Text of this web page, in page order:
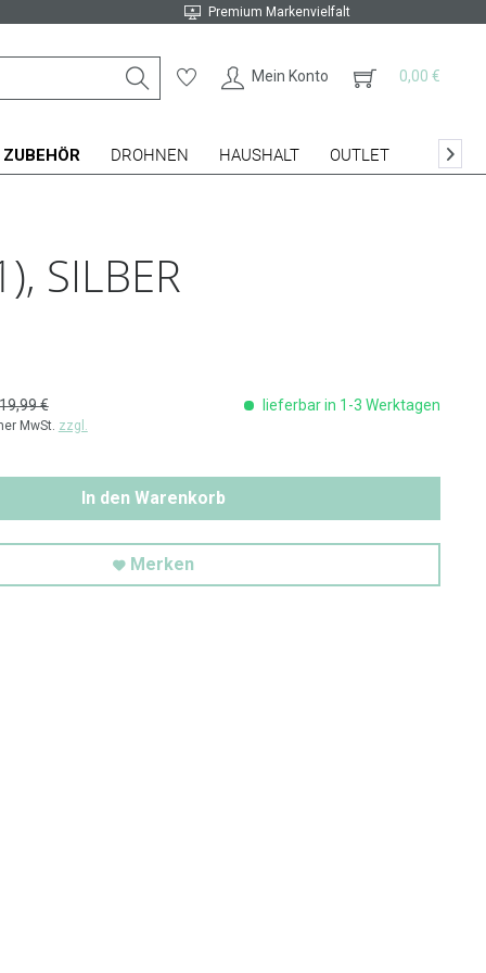
Premium Markenvielfalt
Mein Konto 0,00 €
ZUBEHÖR DROHNEN HAUSHALT OUTLET 
SILBER
€
MwSt. zzgl.
lieferbar in 1-3 Werktagen
In den Warenkorb
Merken